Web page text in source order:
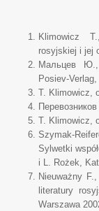
Klimowicz
rosyjskiej i jej
Мальцев Ю.,
Posiev-
Т. Klimowicz,
Т. Klimowicz,
Szymak-
Sylwetki
i L. Rożek,
Nieuważny
literatury
Warszawa